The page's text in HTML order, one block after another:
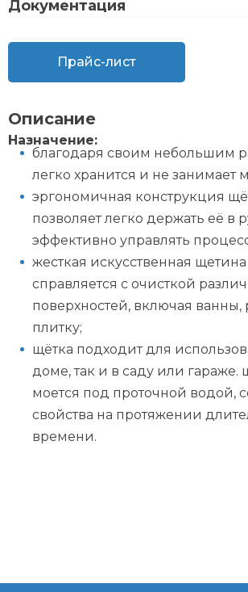
Документация
Прайс-лист
Описание
Назначение:
благодаря своим небольшим
легко хранится и не занимает
эргономичная конструкция
позволяет легко держать её в
эффективно управлять
жесткая искусственная
справляется с очисткой
поверхностей, включая
плитку;
щётка подходит для
доме, так и в саду или гараже.
моется под проточной водой,
свойства на протяжении
времени.